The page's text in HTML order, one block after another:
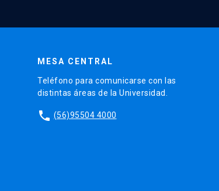
MESA CENTRAL
Teléfono para comunicarse con las
distintas áreas de la Universidad.
phone (56)95504 4000